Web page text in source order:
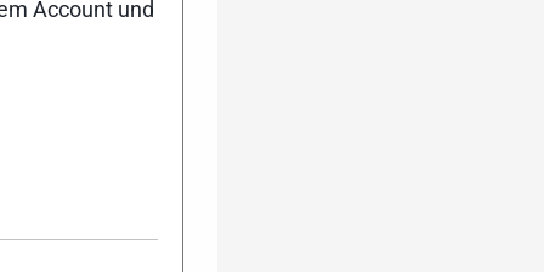
Anmeldung
auf dem
melde dich
Account und